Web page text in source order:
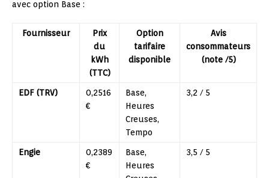
avec option Base :
Fournisseur
Prix
du
kWh
(TTC)
Option
tarifaire
disponible
Avis
consommateurs
(note /5)
EDF (TRV)
0,2516
€
Base,
Heures
Creuses,
Tempo
3,2 / 5
Engie
0,2389
€
Base,
Heures
3,5 / 5